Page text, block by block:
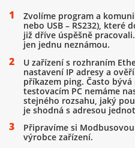
Zvolíme program a
nebo USB – RS232), které
již dříve úspěšně
jen jednu neznámou.
U zařízení s rozhraním
nastavení IP adresy a
příkazem ping. Často
testovacím PC nemáme
stejného rozsahu, jaký
je shodná s adresou
Připravíme si
výrobce zařízení.